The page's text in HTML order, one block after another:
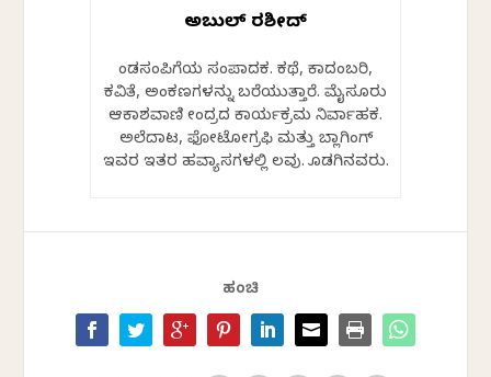
ಅಬ್ದುಲ್ ರಶೀದ್
ಕೆಂಡಸಂಪಿಗೆಯ ಸಂಪಾದಕ. ಕಥೆ, ಕಾದಂಬರಿ,
ಕವಿತೆ, ಅಂಕಣಗಳನ್ನು ಬರೆಯುತ್ತಾರೆ. ಮೈಸೂರು
ಆಕಾಶವಾಣಿ ಕೇಂದ್ರದ ಕಾರ್ಯಕ್ರಮ ನಿರ್ವಾಹಕ.
ಅಲೆದಾಟ, ಫೋಟೋಗ್ರಫಿ ಮತ್ತು ಬ್ಲಾಗಿಂಗ್
ಇವರ ಇತರ ಹವ್ಯಾಸಗಳಲ್ಲಿ ಕೆಲವು. ಕೊಡಗಿನವರು.
ಹಂಚಿ